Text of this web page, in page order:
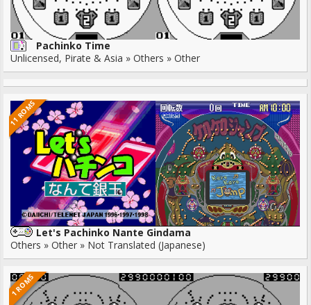
Pachinko Time
Unlicensed, Pirate & Asia » Others » Other
11 ROMS
Let's Pachinko Nante Gindama
Others » Other » Not Translated (Japanese)
1 ROMS